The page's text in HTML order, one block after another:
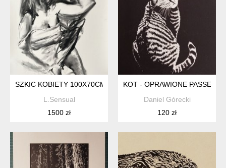
SZKIC KOBIETY 100X70CM
L.Sensual
1500 zł
KOT - OPRAWIONE PASSE-
Daniel Górecki
120 zł